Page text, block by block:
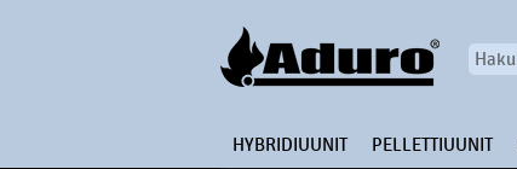
HYBRIDIUUNIT PELLETTIUUNIT